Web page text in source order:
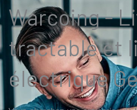
Warcoing -
tractable et
électrique